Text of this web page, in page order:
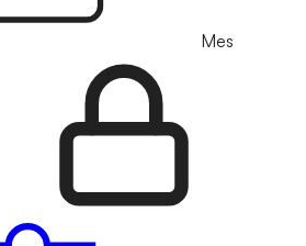
Mes